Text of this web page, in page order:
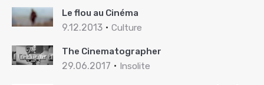
Le flou au Cinéma
9.12.2013 Culture
The Cinematographer
29.06.2017 Insolite